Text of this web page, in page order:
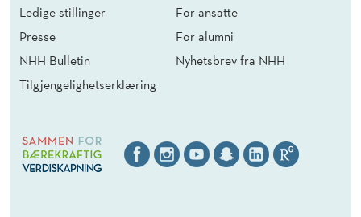
Ledige stillinger
Presse
NHH Bulletin
Tilgjengelighetserklæring
For ansatte
For alumni
Nyhetsbrev fra NHH